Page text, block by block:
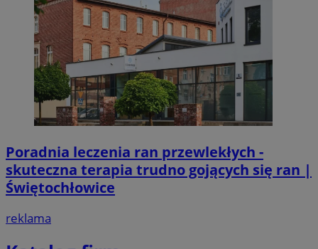
Poradnia leczenia ran przewlekłych -
skuteczna terapia trudno gojących się ran |
Świętochłowice
reklama